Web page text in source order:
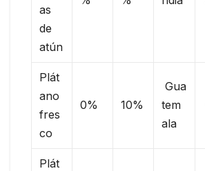
as
de
atún
Plát
ano
fres
co
0% 10%
Gua
tem
ala
Plát